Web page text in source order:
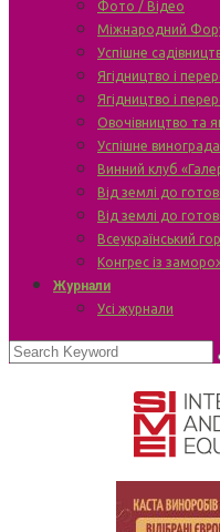
Фото / Відео
Міжнародний
Успішне
Ягідництво і
Ягідництво і
Овочівництво та
Успішне
Винний клуб
Від землі до
Від землі до
Всеукраїнський
Конгрес із
Журнали
Усі журнали